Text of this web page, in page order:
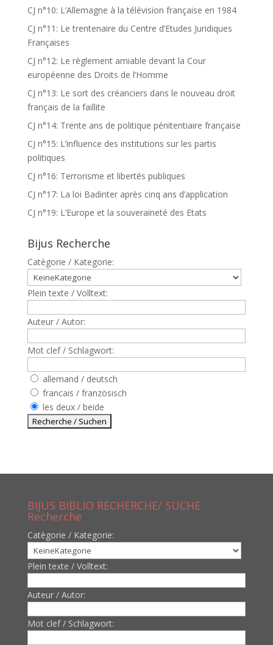
CJ n°10: L’Allemagne à la télévision française en 1984
CJ n°11: Le trentenaire du Centre d’Etudes Juridiques
Françaises
CJ n°12: Le règlement amiable devant la Cour
européenne des Droits de l’Homme
CJ n°13: Le sort des créanciers dans le nouveau droit
français de la faillite
CJ n°14: Trente ans de politique pénitentiaire française
CJ n°15: L’influence des institutions sur les partis
politiques
CJ n°16: Terrorisme et libertés publiques
CJ n°17: La loi Badinter après cinq ans d’application
CJ n°19: L’Europe et la souveraineté des Etats
Bijus Recherche
Catègorie / Kategorie:
Plein texte / Volltext:
Auteur / Autor:
Mot clef / Schlagwort:
allemand / deutsch
francais / französisch
les deux / beide
BIJUS BIBLIO RECHERCHE/ SUCHE
Recherche
Catègorie / Kategorie:
Plein texte / Volltext:
Auteur / Autor:
Mot clef / Schlagwort: